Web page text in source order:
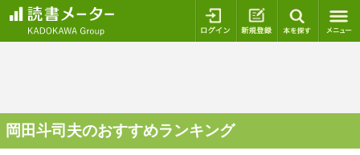
ログイン 新規登録
岡田斗司夫のおすすめランキング